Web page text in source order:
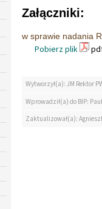
Załączniki:
w sprawie nadania
Pobierz plik
Wytworzył(a): JM Rektor
Wprowadził(a) do BIP:
Zaktualizował(a):